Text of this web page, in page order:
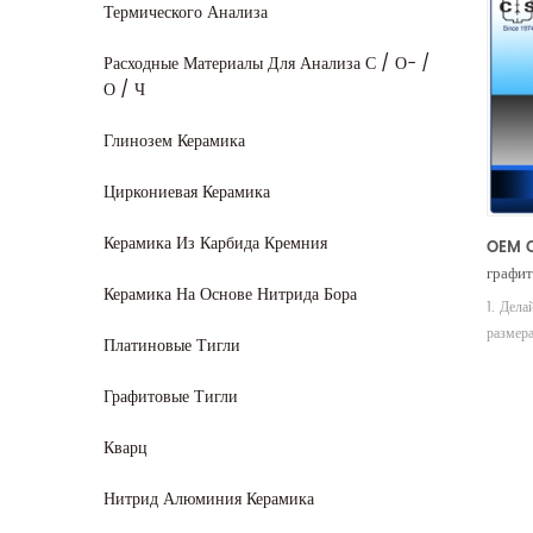
Термического Анализа
Расходные Материалы Для Анализа С / О- /
О / Ч
Глинозем Керамика
Циркониевая Керамика
Керамика Из Карбида Кремния
Керамика На Основе Нитрида Бора
Платиновые Тигли
Графитовые Тигли
Кварц
Нитрид Алюминия Керамика
OEM
1.